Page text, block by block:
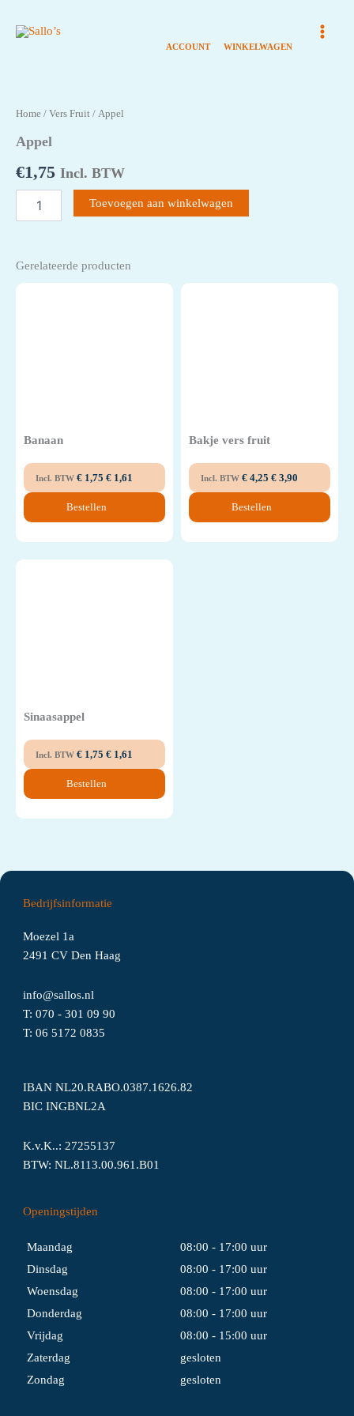
naar
Home / Vers Fruit / Appel
Appel
€1,75 Incl. BTW
aantal
Toevoegen aan winkelwagen
Gerelateerde producten
Banaan
Incl. BTW € 1,75 € 1,61
Bestellen
Bakje vers fruit
Incl. BTW € 4,25 € 3,90
Bestellen
Sinaasappel
Incl. BTW € 1,75 € 1,61
Bestellen
Bedrijfsinformatie
Moezel 1a
2491 CV Den Haag
info@sallos.nl
T:070 - 301 09 90
T:0651720835
IBAN NL20.RABO.0387.1626.82
BIC INGBNL2A
K.v.K..: 27255137
BTW: NL.8113.00.961.B01
Openingstijden
Maandag
08:00 - 17:00 uur
Dinsdag
08:00 - 17:00 uur
Woensdag
08:00 - 17:00 uur
Donderdag
08:00 - 17:00 uur
Vrijdag
08:00 - 15:00 uur
Zaterdag
gesloten
Zondag
gesloten